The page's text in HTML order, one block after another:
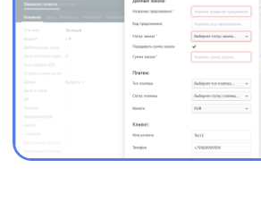
Быстрая обработка
заявок из GetCourse
Добавляйте любое количество логик для
обработки
Например: отдельные для предоплат и для
полных оплат